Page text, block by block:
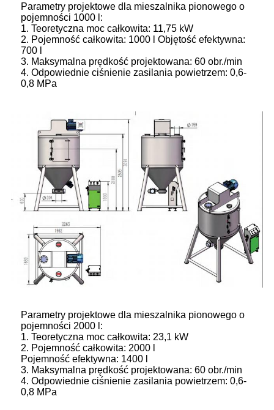
Parametry projektowe dla mieszalnika pionowego o
pojemności 1000 l:
1. Teoretyczna moc całkowita: 11,75 kW
2. Pojemność całkowita: 1000 l Objętość efektywna:
700 l
3. Maksymalna prędkość projektowana: 60 obr./min
4. Odpowiednie ciśnienie zasilania powietrzem: 0,6-
0,8 MPa
Parametry projektowe dla mieszalnika pionowego o
pojemności 2000 l:
1. Teoretyczna moc całkowita: 23,1 kW
2. Pojemność całkowita: 2000 l
Pojemność efektywna: 1400 l
3. Maksymalna prędkość projektowana: 60 obr./min
4. Odpowiednie ciśnienie zasilania powietrzem: 0,6-
0,8 MPa